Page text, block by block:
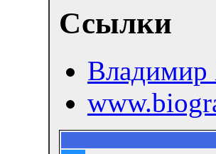
Ссылки
Владимир